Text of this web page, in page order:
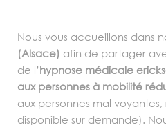
Nous vous accueillons dans
(Alsace) afin de partager
de l’hypnose médicale
aux personnes à mobilité
aux personnes mal
disponible sur demande).